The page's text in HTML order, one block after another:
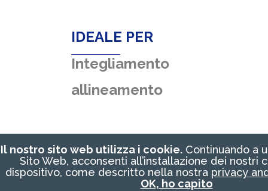
Il nostro sito web utilizza i cookie. Continuando a
Sito Web, acconsenti all’installazione dei nostri
dispositivo, come descritto nella nostra privacy
OK, ho capito
IDEALE PER
Integliamento
allineamento